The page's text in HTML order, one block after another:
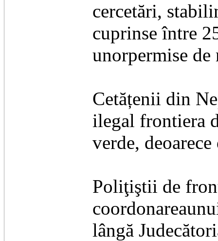
cercetări,
cuprinse între
unorpermise de
Cetățenii din
ilegal frontiera
verde,
Poliţiştii de
lângă